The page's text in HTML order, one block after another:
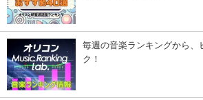
毎週の音楽ランキングから、
ク！